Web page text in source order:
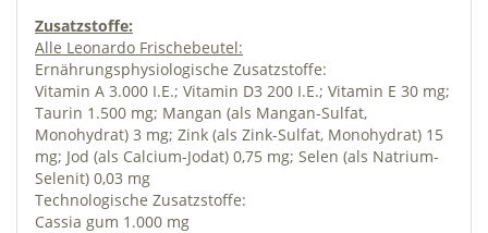
Zusatzstoffe:
Alle Leonardo Frischebeutel:
Ernährungsphysiologische Zusatzstoffe:
Vitamin A 3.000 I.E.; Vitamin D3 200 I.E.; Vitamin E 30 mg;
Taurin 1.500 mg; Mangan (als Mangan-Sulfat,
Monohydrat) 3 mg; Zink (als Zink-Sulfat, Monohydrat) 15
mg; Jod (als Calcium-Jodat) 0,75 mg; Selen (als Natrium-
Selenit) 0,03 mg
Technologische Zusatzstoffe:
Cassia gum 1.000 mg